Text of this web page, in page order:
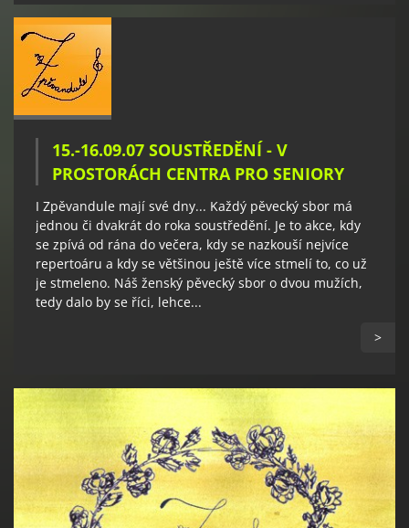
15.-16.09.07 SOUSTŘEDĚNÍ - V
PROSTORÁCH CENTRA PRO SENIORY
I Zpěvandule mají své dny... Každý pěvecký sbor má
jednou či dvakrát do roka soustředění. Je to akce, kdy
se zpívá od rána do večera, kdy se nazkouší nejvíce
repertoáru a kdy se většinou ještě více stmelí to, co už
je stmeleno. Náš ženský pěvecký sbor o dvou mužích,
tedy dalo by se říci, lehce...
>